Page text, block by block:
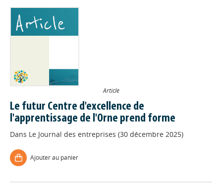
Article
Le futur Centre d'excellence de
l'apprentissage de l'Orne prend forme
Dans Le Journal des entreprises (30 décembre 2025)
Ajouter au panier